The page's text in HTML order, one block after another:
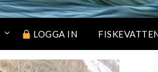
LOGGA IN